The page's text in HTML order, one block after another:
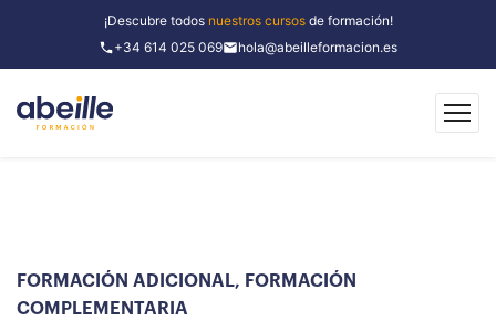
¡Descubre todos nuestros cursosde formación!
+34 614 025 069
hola@abeilleformacion.es
FORMACIÓN ADICIONAL, FORMACIÓN
COMPLEMENTARIA